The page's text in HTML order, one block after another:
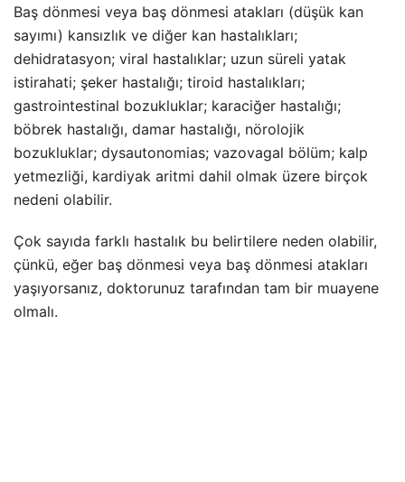
Baş dönmesi veya baş dönmesi atakları (düşük kan
sayımı) kansızlık ve diğer kan hastalıkları;
dehidratasyon; viral hastalıklar; uzun süreli yatak
istirahati; şeker hastalığı; tiroid hastalıkları;
gastrointestinal bozukluklar; karaciğer hastalığı;
böbrek hastalığı, damar hastalığı, nörolojik
bozukluklar; dysautonomias; vazovagal bölüm; kalp
yetmezliği, kardiyak aritmi dahil olmak üzere birçok
nedeni olabilir.
Çok sayıda farklı hastalık bu belirtilere neden olabilir,
çünkü, eğer baş dönmesi veya baş dönmesi atakları
yaşıyorsanız, doktorunuz tarafından tam bir muayene
olmalı.